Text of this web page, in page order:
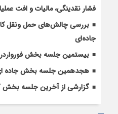
فشار نقدینگی، مالیات و افت
بررسی چالش‌های حمل ونقل
جاده‌ای
بیستمین جلسه بخش
هجدهمین جلسه بخش جاده
گزارشی از آخرین جلسه بخش